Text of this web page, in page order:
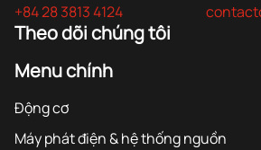
+84 28 3813 4124
Theo dõi chúng tôi
Menu chính
Động cơ
Máy phát điện & hệ thống nguồn